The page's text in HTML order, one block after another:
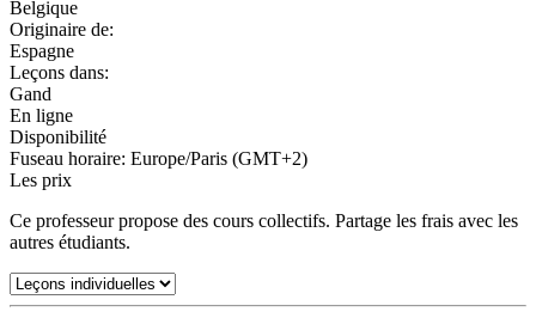
Belgique
Originaire de:
Espagne
Leçons dans:
Gand
En ligne
Disponibilité
Fuseau horaire: Europe/Paris (GMT+2)
Les prix
Ce professeur propose des cours collectifs. Partage les frais avec les
autres étudiants.